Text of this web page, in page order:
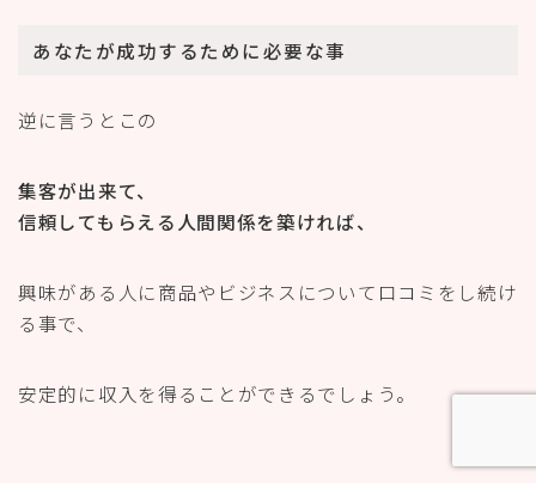
あなたが成功するために必要な事
逆に言うとこの
集客が出来て、
信頼してもらえる人間関係を築ければ、
興味がある人に商品やビジネスについて口コミをし続け
る事で、
安定的に収入を得ることができるでしょう。